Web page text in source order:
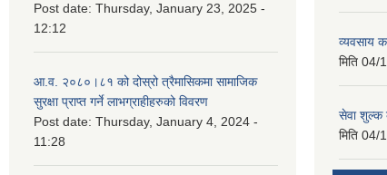
Post date: Thursday, January 23, 2025 -
12:12
आ.व. २०८०।८१ को दोस्रो त्रैमासिकमा सामाजिक
सुरक्षा प्राप्त गर्ने लाभग्राहीहरुको विवरण
Post date: Thursday, January 4, 2024 -
11:28
व्यवसाय
मिति 04/
सेवा शुल्क
मिति 04/